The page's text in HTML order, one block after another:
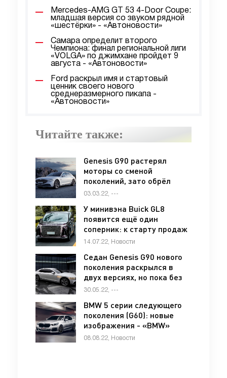
Mercedes-AMG GT 53 4-Door Coupe:
младшая версия со звуком рядной
«шестёрки» - «Автоновости»
Самара определит второго
Чемпиона: финал региональной лиги
«VOLGA» по джимхане пройдет 9
августа - «Автоновости»
Ford раскрыл имя и стартовый
ценник своего нового
среднеразмерного пикапа -
«Автоновости»
Читайте также:
Genesis G90 растерял
моторы со сменой
поколений, зато обрёл
пневмоподвеску и стал
03.03.22, ---
У минивэна Buick GL8
появится ещё один
соперник: к старту продаж
готовится Maxus G90 -
14.07.22, Новости
Седан Genesis G90 нового
поколения раскрылся в
двух версиях, но пока без
характеристик - «Genesis»
30.05.22, ---
BMW 5 серии следующего
поколения (G60): новые
изображения - «BMW»
08.08.22, Новости